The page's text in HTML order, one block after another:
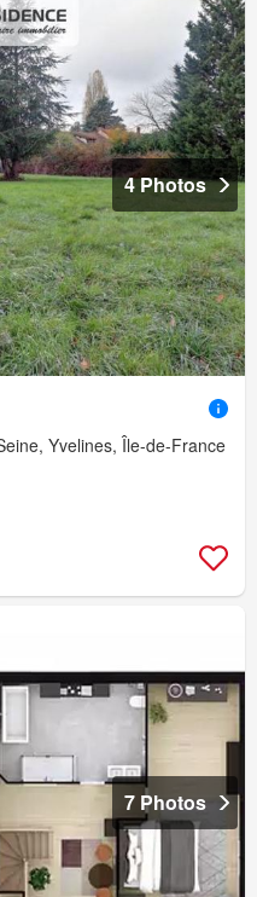
4 Photos
Yvelines, Île-de-France
7 Photos